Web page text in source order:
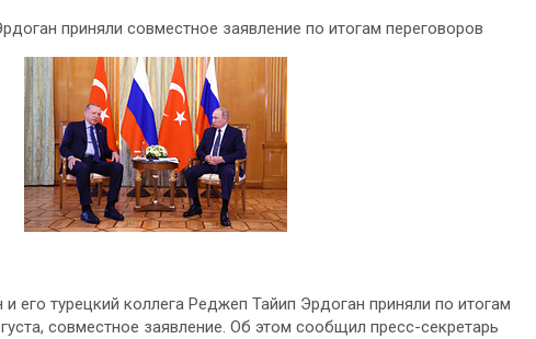
приняли совместное заявление по итогам переговоров
его турецкий коллега Реджеп Тайип Эрдоган приняли по итогам
совместное заявление. Об этом сообщил пресс-секретарь